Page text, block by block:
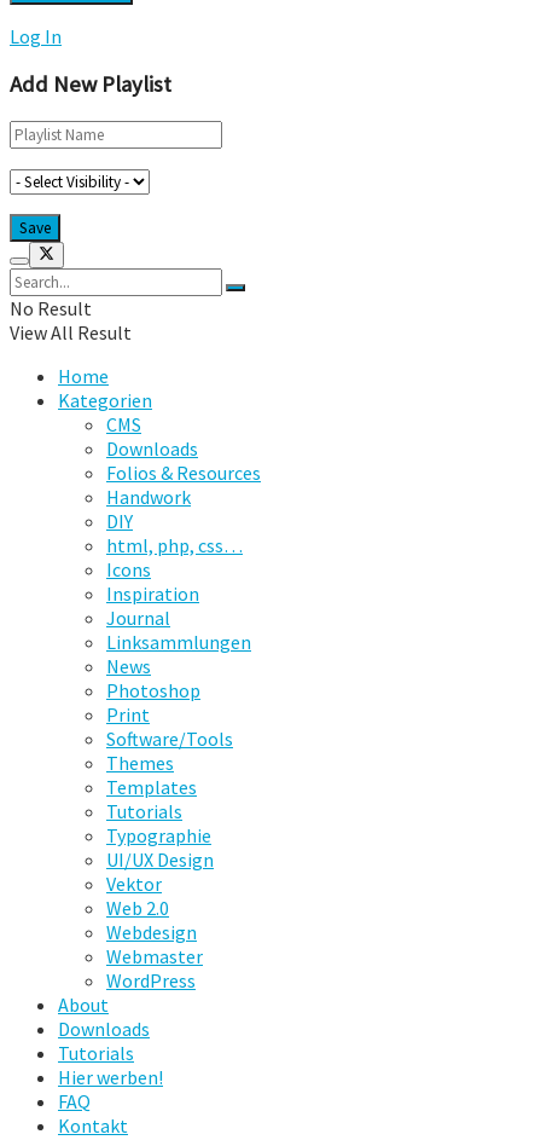
Log In
Add New Playlist
No Result
View All Result
Home
Kategorien
CMS
Downloads
Folios & Resources
Handwork
DIY
html, php, css…
Icons
Inspiration
Journal
Linksammlungen
News
Photoshop
Print
Software/Tools
Themes
Templates
Tutorials
Typographie
UI/UX Design
Vektor
Web 2.0
Webdesign
Webmaster
WordPress
About
Downloads
Tutorials
Hier werben!
FAQ
Kontakt